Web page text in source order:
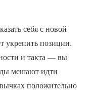
себя с новой
укрепить позиции.
и такта — вы
мешают идти
положительно